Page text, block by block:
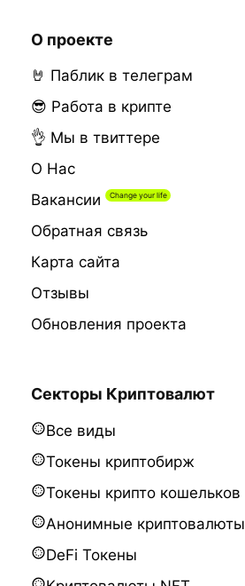
О проекте
🤘 Паблик в телеграм
😎 Работа в крипте
👌 Мы в твиттере
О Нас
Вакансии
Обратная связь
Карта сайта
Отзывы
Обновления проекта
Секторы Криптовалют
Все виды
Токены криптобирж
Токены крипто кошельков
Анонимные криптовалюты
DeFi Токены